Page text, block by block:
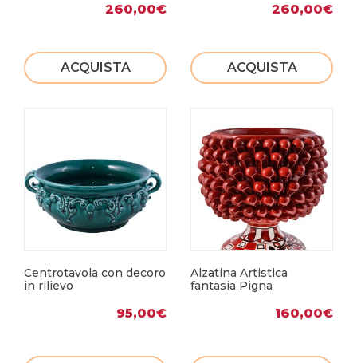
260,00€
ACQUISTA
260,00€
ACQUISTA
Centrotavola con decoro
in rilievo
95,00€
Alzatina Artistica
fantasia Pigna
160,00€